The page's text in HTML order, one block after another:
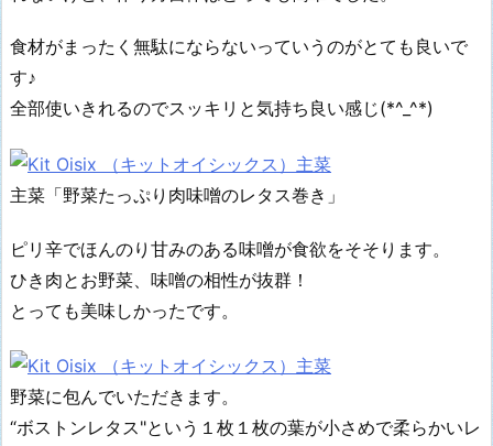
食材がまったく無駄にならないっていうのがとても良いで
す♪
全部使いきれるのでスッキリと気持ち良い感じ(*^_^*)
主菜「野菜たっぷり肉味噌のレタス巻き」
ピリ辛でほんのり甘みのある味噌が食欲をそそります。
ひき肉とお野菜、味噌の相性が抜群！
とっても美味しかったです。
野菜に包んでいただきます。
“ボストンレタス"という１枚１枚の葉が小さめで柔らかいレ